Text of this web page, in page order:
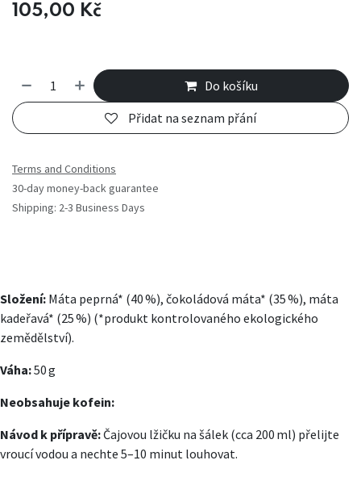
105,00 Kč
Do košíku
Přidat na seznam přání
Terms and Conditions
30-day money-back guarantee
Shipping: 2-3 Business Days
Složení: Máta peprná* (40 %), čokoládová máta* (35 %), máta
kadeřavá* (25 %) (*produkt kontrolovaného ekologického
zemědělství).
Váha:50 g
Neobsahuje kofein:
Návod k přípravě:Čajovou lžičku na šálek (cca 200 ml) přelijte
vroucí vodou a nechte 5–10 minut louhovat.